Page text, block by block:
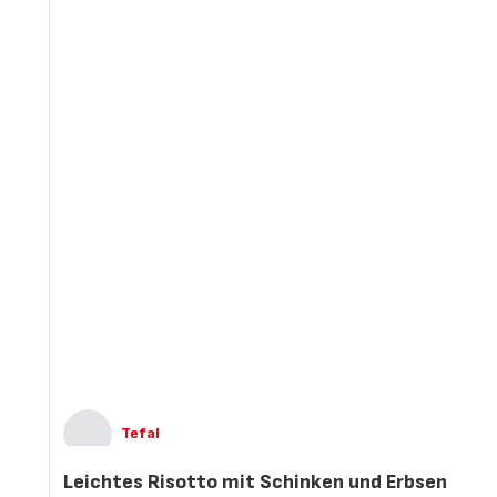
Tefal
Leichtes Risotto mit Schinken und Erbsen